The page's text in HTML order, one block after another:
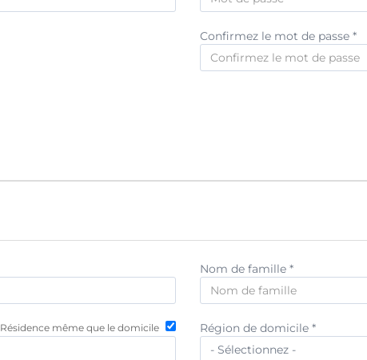
Confirmez le mot de passe *
Nom de famille *
Résidence même que le domicile Région de domicile *